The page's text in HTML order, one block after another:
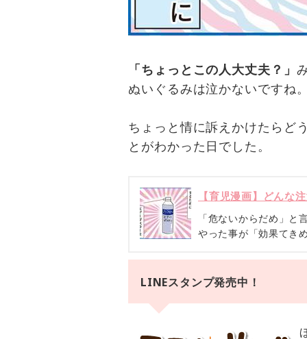
「ちょっとこの人大丈夫？」
ぬいぐるみは泣かないですね
ちょっと情に訴えかけたらど
とがわかった日でした。
【育児漫画】どんな
「危ないからだめ」と
やった事が「効果てき
LINEスタンプ発売中！